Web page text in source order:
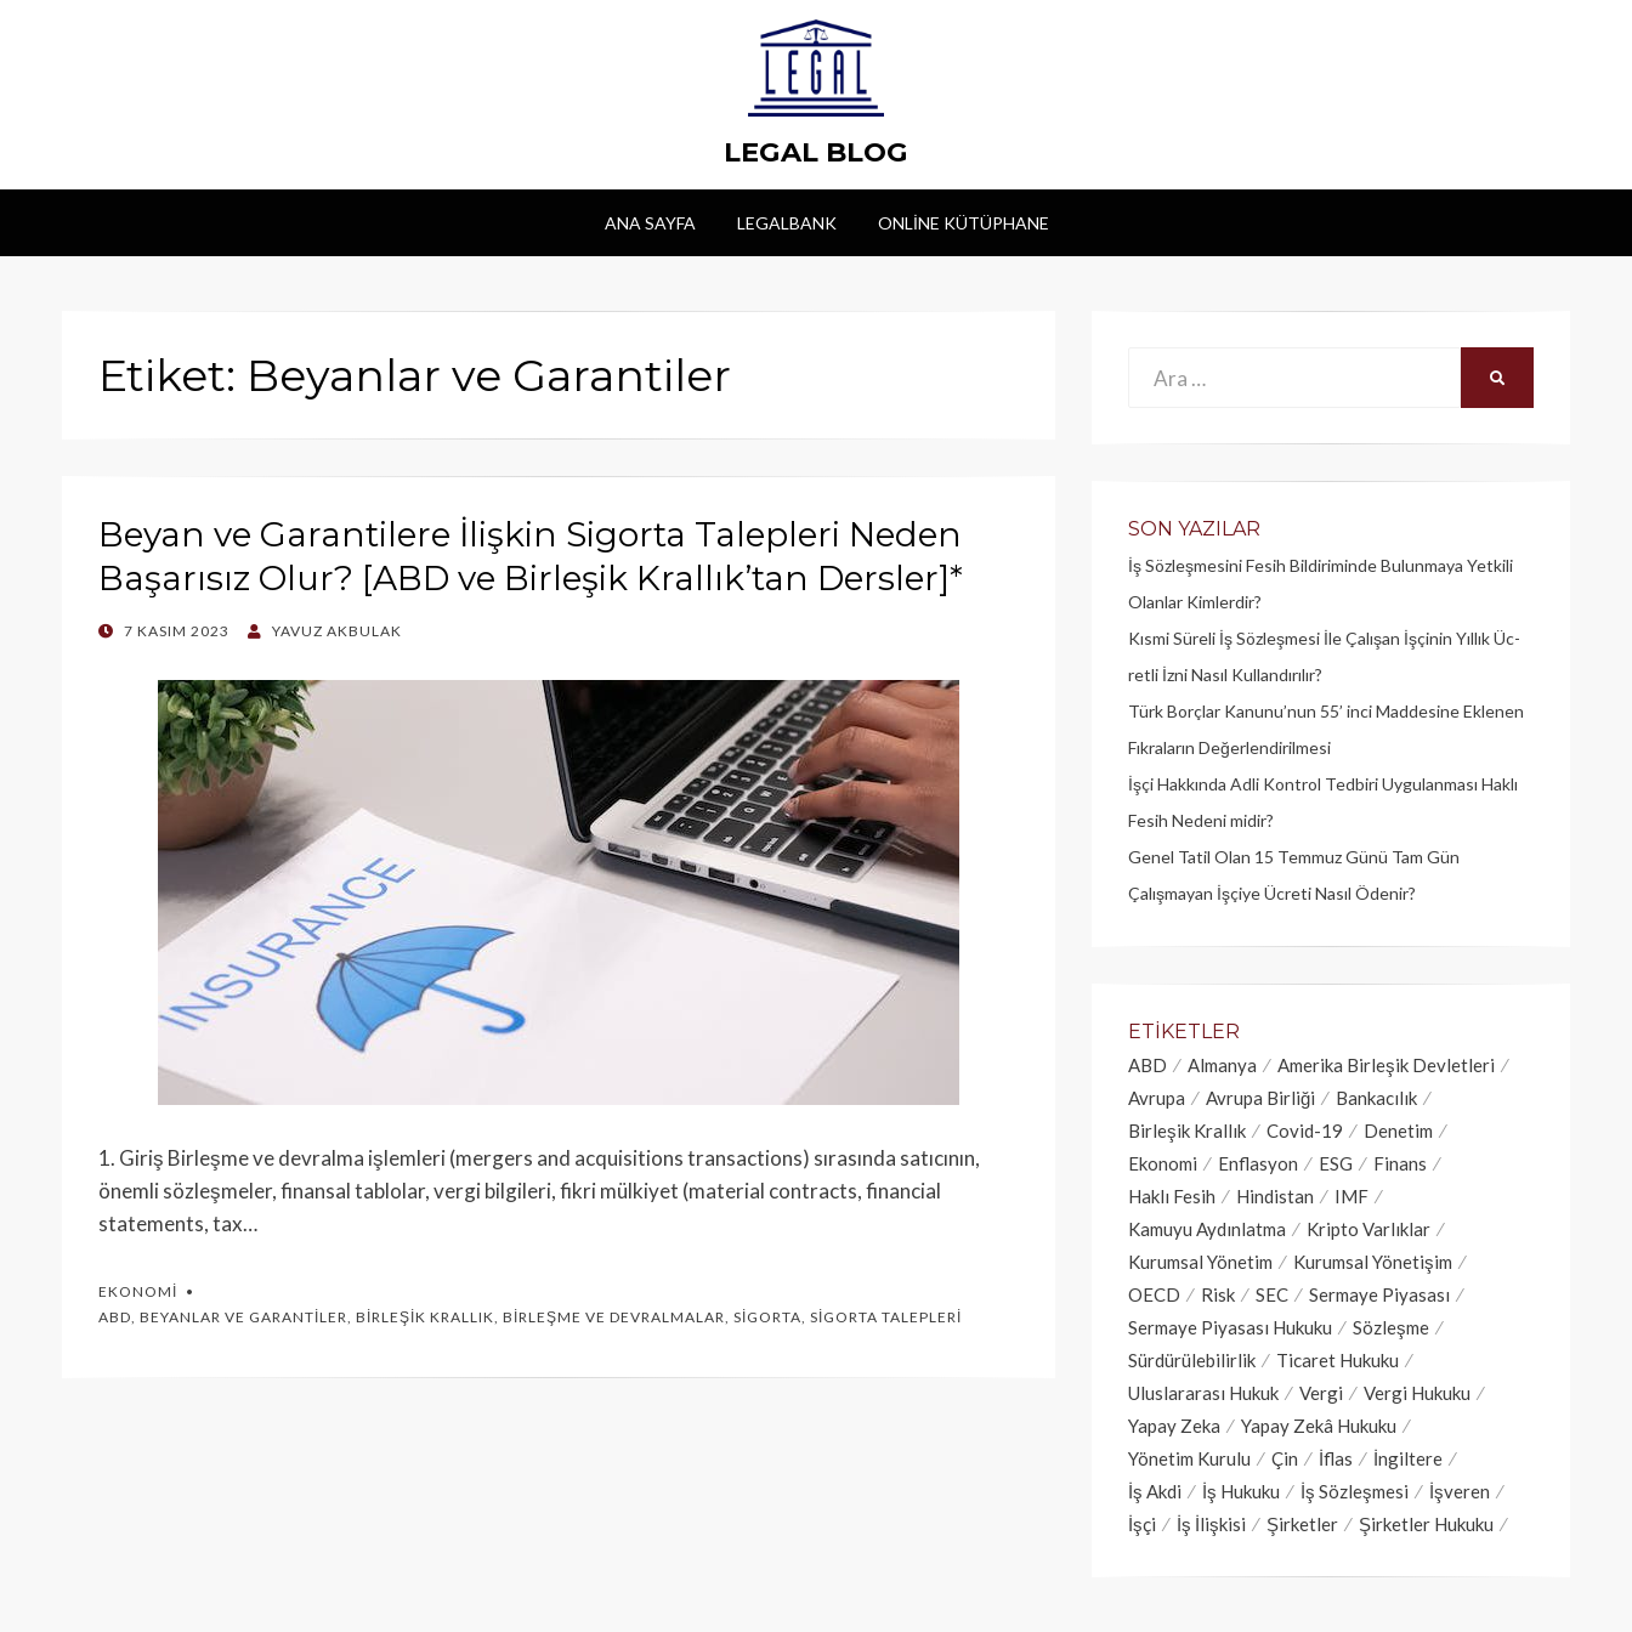
LEGAL BLOG
ANA SAYFA LEGALBANK ONLINE KÜTÜPHANE
Etiket: Beyanlar ve Garantiler
Beyan ve Garantilere İlişkin Sigorta Talepleri Neden
Başarısız Olur? [ABD ve Birleşik Krallık’tan Dersler]*
POSTED
7 KASIM 2023 YAVUZ AKBULAK
1. Giriş Birleşme ve devralma işlemleri (mergers and acquisitions transactions) sırasında satıcının,
önemli sözleşmeler, finansal tablolar, vergi bilgileri, fikri mülkiyet (material contracts, financial
statements, tax…
EKONOMI
ABD, BEYANLAR VE GARANTILER, BIRLEŞIK KRALLIK, BIRLEŞME VE DEVRALMALAR, SIGORTA, SIGORTA TALEPLERI
Ara:
SON YAZILAR
İş Sözleşmesini Fesih Bildiriminde Bulunmaya Yetkili
Olanlar Kimlerdir?
Kısmi Süreli İş Sözleşmesi İle Çalışan İşçinin Yıllık Üc­
retli İzni Nasıl Kullandırılır?
Türk Borçlar Kanunu’nun 55’ inci Maddesine Eklenen
Fıkraların Değerlendirilmesi
İşçi Hakkında Adli Kontrol Tedbiri Uygulanması Haklı
Fesih Nedeni midir?
Genel Tatil Olan 15 Temmuz Günü Tam Gün
Çalışmayan İşçiye Ücreti Nasıl Ödenir?
ETIKETLER
ABD Almanya
Amerika Birleşik Devletleri
Avrupa
Avrupa Birliği
Bankacılık
Birleşik Krallık
Covid-19
Denetim
Ekonomi
Enflasyon ESG
Finans
Haklı Fesih
Hindistan
IMF
Kamuyu Aydınlatma
Kripto Varlıklar
Kurumsal Yönetim
Kurumsal Yönetişim
OECD
Risk SEC
Sermaye Piyasası
Sermaye Piyasası Hukuku
Sözleşme
Sürdürülebilirlik
Ticaret Hukuku
Uluslararası Hukuk
Vergi
Vergi Hukuku
Yapay Zeka
Yapay Zekâ Hukuku
Yönetim Kurulu
Çin İflas
İngiltere
İş Akdi
İş Hukuku İş Sözleşmesi
İşveren
İşçi
İş İlişkisi Şirketler Şirketler Hukuku